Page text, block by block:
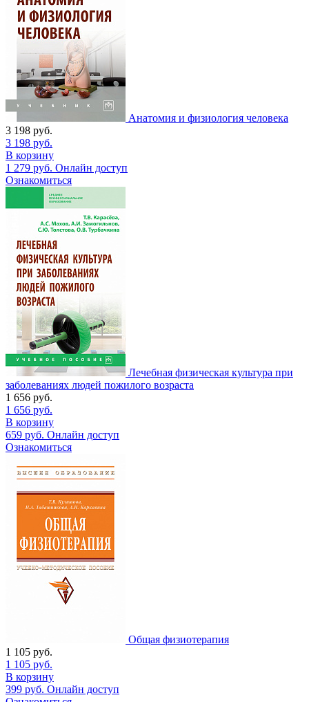
Анатомия и физиология человека
3 198 руб.
3 198 руб.
В корзину
1 279 руб. Онлайн доступ
Ознакомиться
Лечебная физическая культура при
заболеваниях людей пожилого возраста
1 656 руб.
1 656 руб.
В корзину
659 руб. Онлайн доступ
Ознакомиться
Общая физиотерапия
1 105 руб.
1 105 руб.
В корзину
399 руб. Онлайн доступ